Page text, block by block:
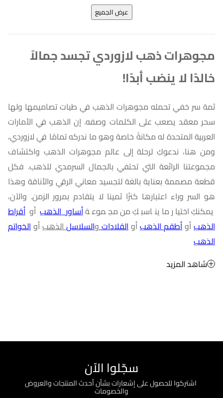
عرض الجميع
مجوهرات ذهب لازوردي تجسد جمالاً
خالدًا لا ينضب أبدًا!
ثمة سر خفي تحمله مجوهرات الذهب في طيات تصاميمها ولها
سحر معقد يصعب على الكلمات وصفه. إن الذهب في الأمارات
العربية المتحدة له مكانةً خاصة وهو ما ندركه تمامًا في لازوردي،
ومن هنا، ندعوكِ لرحلة إلى عالم مجوهرات الذهب واكتشاف
مجموعتنا الرائعة التي تحتفي بالجمال السرمدي للذهب. فكل
قطعة مصممة بعناية بالغة لتجسيد معاني الرقي والأناقة وهذا
هو السر وراء اعتبارها كنزًا ثمينا لا يتقادم بمرور الزمن. والآن،
يمكنكِ اختيار ما يناسبكِ من مجموعةأساور الذهبأو أقراط
الذهبأوأطقمالذهبأوالقلادات والسلاسلالذهبأوالخواتم
الذهب
شاهد المزيد
سجّلوا الآن
؜ اشتركوا للحصول على إشعارات بشأن أحدث المنتجات والعروض
والخصومات